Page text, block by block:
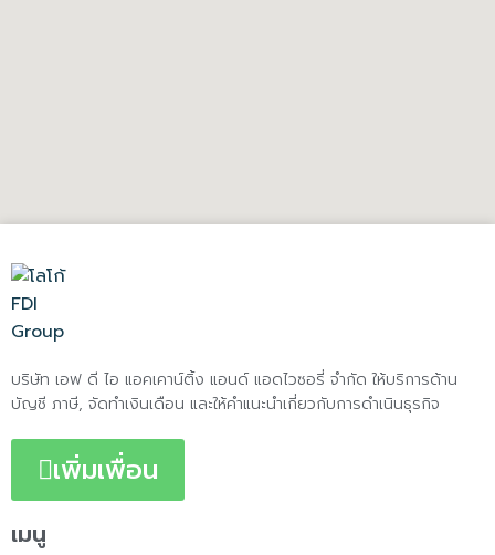
บริษัท เอฟ ดี ไอ แอคเคาน์ติ้ง แอนด์ แอดไวซอรี่ จำกัด ให้บริการด้าน
บัญชี ภาษี, จัดทำเงินเดือน และให้คำแนะนำเกี่ยวกับการดำเนินธุรกิจ
เพิ่มเพื่อน
เมนู